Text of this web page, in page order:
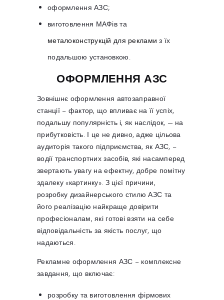
оформлення АЗС;
виготовлення МАФів та
металоконструкцій для реклами з їх
подальшою установкою.
ОФОРМЛЕННЯ АЗС
Зовнішнє оформлення автозаправної
станції – фактор, що впливає на її успіх,
подальшу популярність і, як наслідок, — на
прибутковість. І це не дивно, адже цільова
аудиторія такого підприємства, як АЗС, –
водії транспортних засобів, які насамперед
звертають увагу на ефектну, добре помітну
здалеку «картинку». З цієї причини,
розробку дизайнерського стилю АЗС та
його реалізацію найкраще довірити
професіоналам, які готові взяти на себе
відповідальність за якість послуг, що
надаються.
Рекламне оформлення АЗС – комплексне
завдання, що включає:
розробку та виготовлення фірмових